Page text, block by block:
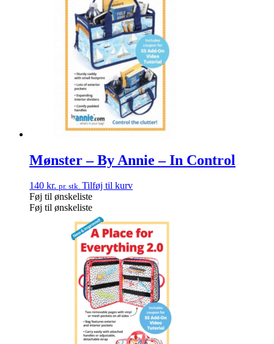
Mønster – By Annie – In Control
140 kr. pr. stk. Tilføj til kurv
Føj til ønskeliste
Føj til ønskeliste